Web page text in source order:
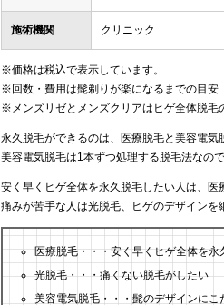
施術機関 クリニック
※価格は税込で表示しています。
※回数・費用は髭剃りが楽になるまでの目安
※メンズリゼとメンズクリアはヒゲ全体脱毛
永久脱毛ができるのは、医療脱毛と美容電気
美容電気脱毛は1本ずつ処理する脱毛法なの
安く早くヒゲ全体を永久脱毛したい人は、医
痛みが苦手な人は光脱毛、ヒゲのデザインを
医療脱毛・・・安く早くヒゲ全体を永
光脱毛・・・痛くない脱毛がしたい
美容電気脱毛・・・髭のデザインにこ